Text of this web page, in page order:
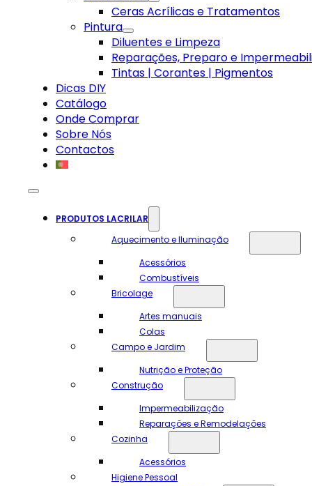
Ceras Acrílicas e Tratamentos
Pintura
Diluentes e Limpeza
Reparações, Preparo e
Tintas | Corantes | Pigmentos
Dicas DIY
Catálogo
Onde Comprar
Sobre Nós
Contactos
PRODUTOS LACRILAR
Aquecimento e Iluminação
Acessórios
Combustíveis
Bricolage
Artes manuais
Colas
Campo e Jardim
Nutrição e Proteção
Construção
Impermeabilização
Reparações e Remodelações
Cozinha
Acessórios
Higiene Pessoal